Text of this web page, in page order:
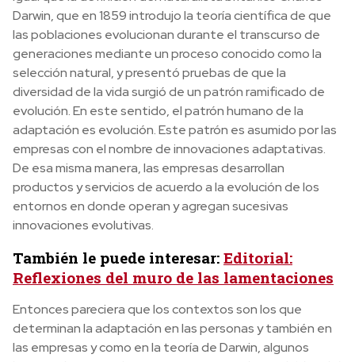
Darwin, que en 1859 introdujo la teoría científica de que
las poblaciones evolucionan durante el transcurso de
generaciones mediante un proceso conocido como la
selección natural, y presentó pruebas de que la
diversidad de la vida surgió de un patrón ramificado de
evolución. En este sentido, el patrón humano de la
adaptación es evolución. Este patrón es asumido por las
empresas con el nombre de innovaciones adaptativas.
De esa misma manera, las empresas desarrollan
productos y servicios de acuerdo a la evolución de los
entornos en donde operan y agregan sucesivas
innovaciones evolutivas.
También le puede interesar: Editorial:
Reflexiones del muro de las lamentaciones
Entonces pareciera que los contextos son los que
determinan la adaptación en las personas y también en
las empresas y como en la teoría de Darwin, algunos